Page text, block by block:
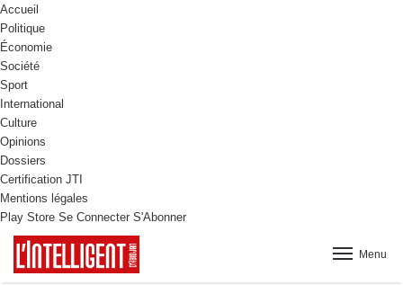
Accueil
Politique
Économie
Société
Sport
International
Culture
Opinions
Dossiers
Certification JTI
Mentions légales
Play Store Se Connecter S'Abonner
Menu